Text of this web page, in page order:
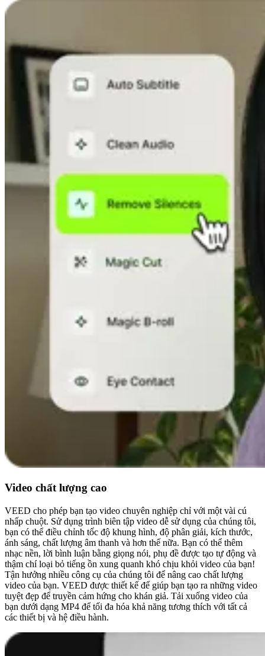
Video chất lượng cao
VEED cho phép bạn tạo video chuyên nghiệp chỉ với một vài cú
nhấp chuột. Sử dụng trình biên tập video dễ sử dụng của chúng tôi,
bạn có thể điều chỉnh tốc độ khung hình, độ phân giải, kích thước,
ánh sáng, chất lượng âm thanh và hơn thế nữa. Bạn có thể thêm
nhạc nền, lời bình luận bằng giọng nói, phụ đề được tạo tự động và
thậm chí loại bỏ tiếng ồn xung quanh khó chịu khỏi video của bạn!
Tận hưởng nhiều công cụ của chúng tôi để nâng cao chất lượng
video của bạn. VEED được thiết kế để giúp bạn tạo ra những video
tuyệt đẹp để truyền cảm hứng cho khán giả. Tải xuống video của
bạn dưới dạng MP4 để tối đa hóa khả năng tương thích với tất cả
các thiết bị và hệ điều hành.